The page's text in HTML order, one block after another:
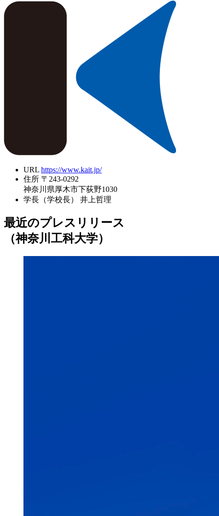
URL https://www.kait.jp/
住所 〒243-0292
神奈川県厚木市下荻野1030
学長（学校長）
井上哲理
最近のプレスリリース
（神奈川工科大学）